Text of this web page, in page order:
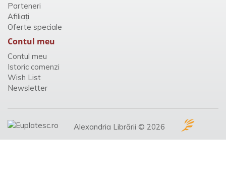
Parteneri
Afiliaţi
Oferte speciale
Contul meu
Contul meu
Istoric comenzi
Wish List
Newsletter
Alexandria Librării © 2026